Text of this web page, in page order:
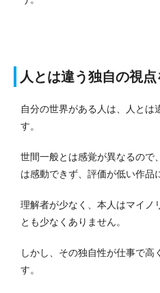
人とは違う独自の視
自分の世界がある人は、人とは
す。
世間一般とは感覚が異なるので
は感動できず、評価が低い作品
理解者が少なく、本人はマイノ
とも少なくありません。
しかし、その独自性が仕事で高
す。